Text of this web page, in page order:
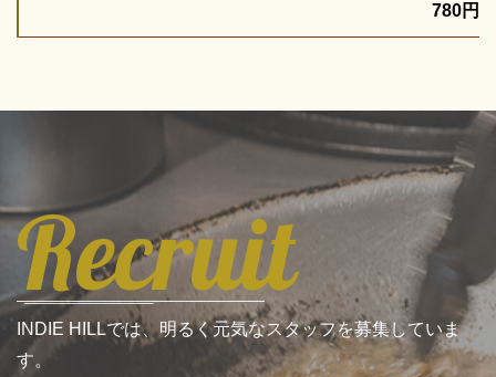
780円
Recruit
INDIE HILLでは、明るく元気なスタッフを募集していま
す。